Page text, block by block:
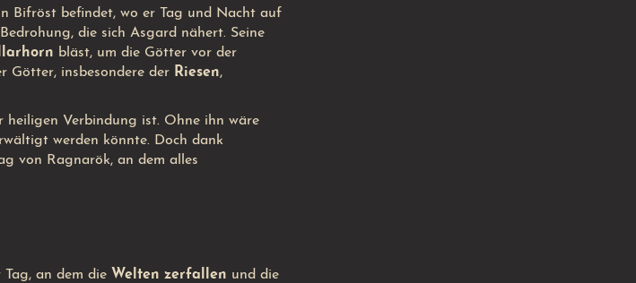
Bifröst befindet, wo er Tag und Nacht auf
die sich Asgard nähert. Seine
bläst, um die Götter vor der
Götter, insbesondere der Riesen,
heiligen Verbindung ist. Ohne ihn wäre
werden könnte. Doch dank
von Ragnarök, an dem alles
an dem die Welten zerfallen und die